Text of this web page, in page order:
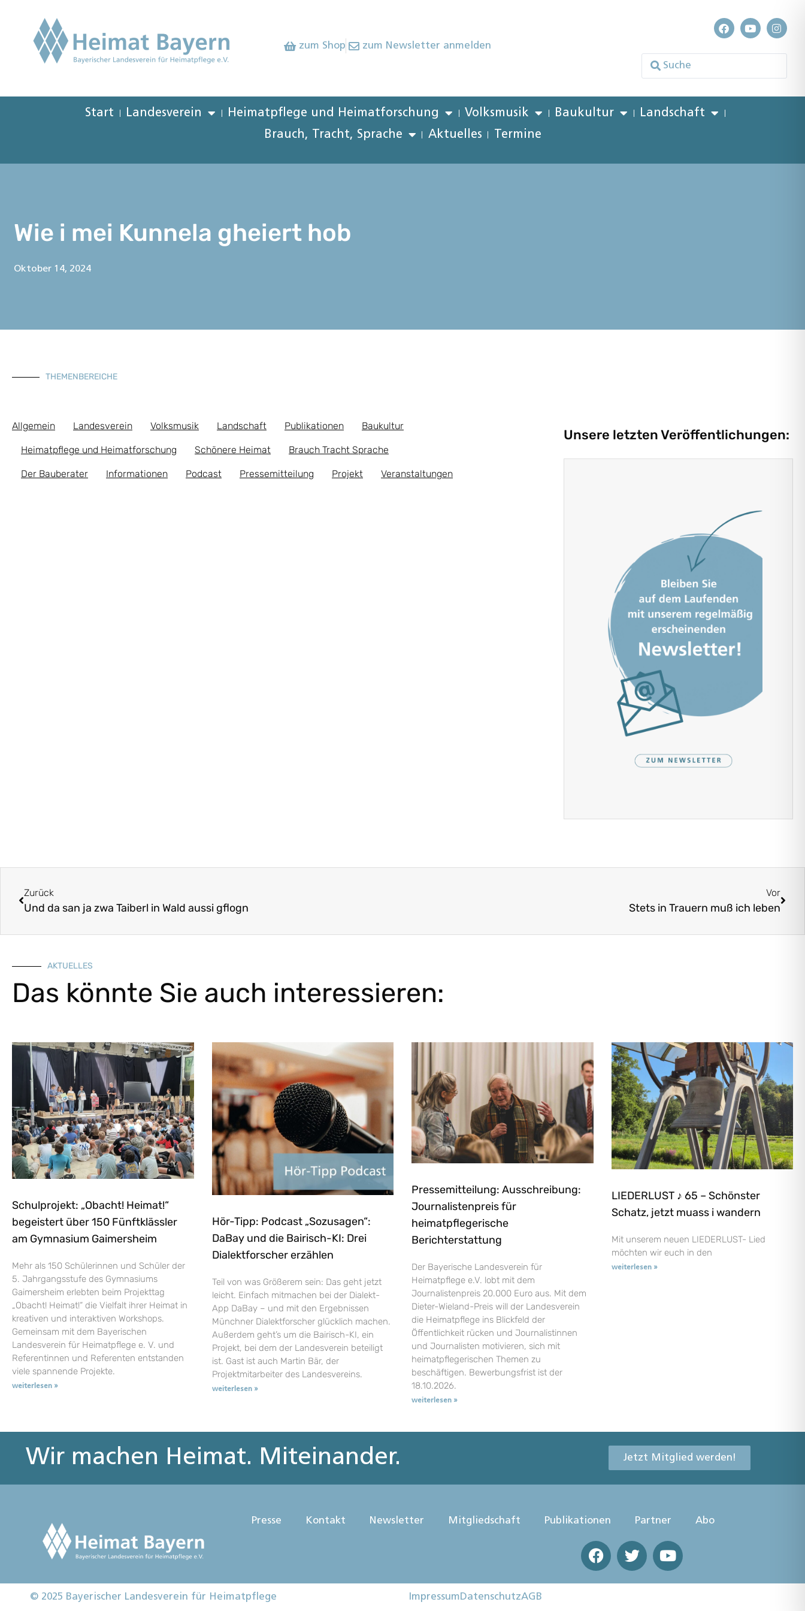
zum Shop zum Newsletter anmelden
Start Landesverein Heimatpflege und Heimatforschung Volksmusik Baukultur
Landschaft
Brauch, Tracht, Sprache
Aktuelles Termine
Wie i mei Kunnela gheiert hob
Oktober 14, 2024
THEMENBEREICHE
Allgemein Landesverein Volksmusik Landschaft Publikationen Baukultur
Heimatpflege und Heimatforschung Schönere Heimat Brauch Tracht Sprache
Der Bauberater Informationen Podcast Pressemitteilung Projekt Veranstaltungen
Unsere letzten Veröffentlichungen:
Zurück
Und da san ja zwa Taiberl in Wald aussi gflogn
Vor
Stets in Trauern muß ich leben
AKTUELLES
Das könnte Sie auch interessieren:
Schulprojekt: „Obacht! Heimat!“
begeistert über 150 Fünftklässler
am Gymnasium Gaimersheim
Mehr als 150 Schülerinnen und Schüler der
5. Jahrgangsstufe des Gymnasiums
Gaimersheim erlebten beim Projekttag
„Obacht! Heimat!“ die Vielfalt ihrer Heimat in
kreativen und interaktiven Workshops.
Gemeinsam mit dem Bayerischen
Landesverein für Heimatpflege e. V. und
Referentinnen und Referenten entstanden
viele spannende Projekte.
weiterlesen »
Hör-Tipp: Podcast „Sozusagen“:
DaBay und die Bairisch-KI: Drei
Dialektforscher erzählen
Teil von was Größerem sein: Das geht jetzt
leicht. Einfach mitmachen bei der Dialekt-
App DaBay – und mit den Ergebnissen
Münchner Dialektforscher glücklich machen.
Außerdem geht’s um die Bairisch-KI, ein
Projekt, bei dem der Landesverein beteiligt
ist. Gast ist auch Martin Bär, der
Projektmitarbeiter des Landesvereins.
weiterlesen »
Pressemitteilung: Ausschreibung:
Journalistenpreis für
heimatpflegerische
Berichterstattung
Der Bayerische Landesverein für
Heimatpflege e.V. lobt mit dem
Journalistenpreis 20.000 Euro aus. Mit dem
Dieter-Wieland-Preis will der Landesverein
die Heimatpflege ins Blickfeld der
Öffentlichkeit rücken und Journalistinnen
und Journalisten motivieren, sich mit
heimatpflegerischen Themen zu
beschäftigen. Bewerbungsfrist ist der
18.10.2026.
weiterlesen »
LIEDERLUST ♪ 65 – Schönster
Schatz, jetzt muass i wandern
Mit unserem neuen LIEDERLUST- Lied
möchten wir euch in den
weiterlesen »
Wir machen Heimat. Miteinander. Jetzt Mitglied werden!
Presse Kontakt Newsletter Mitgliedschaft Publikationen Partner Abo
© 2025 Bayerischer Landesverein für Heimatpflege ImpressumDatenschutzAGB